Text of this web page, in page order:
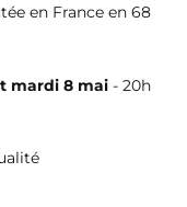
en France en 68
mardi 8 mai - 20h